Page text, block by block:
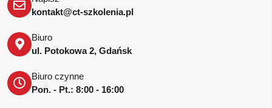
kontakt@ct-szkolenia.pl
Biuro
ul. Potokowa 2, Gdańsk
Biuro czynne
Pon. - Pt.: 8:00 - 16:00